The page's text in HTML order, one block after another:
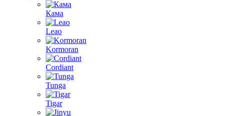
Кама
Leao
Kormoran
Cordiant
Tunga
Tigar